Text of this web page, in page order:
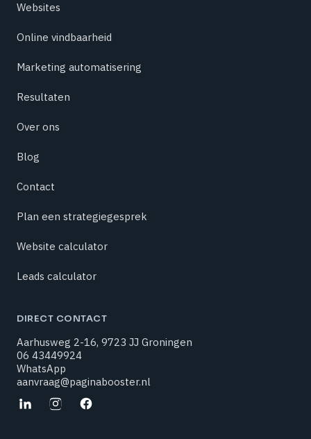
Websites
Online vindbaarheid
Marketing automatisering
Resultaten
Over ons
Blog
Contact
Plan een strategiegesprek
Website calculator
Leads calculator
DIRECT CONTACT
Aarhusweg 2-16, 9723 JJ Groningen
06 43449924
WhatsApp
aanvraag@paginabooster.nl